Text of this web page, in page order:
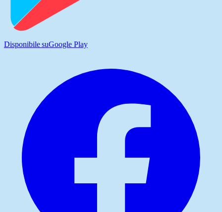
Disponibile suGoogle Play